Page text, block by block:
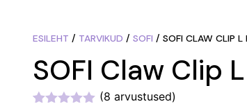
ESILEHT / TARVIKUD /SOFI / SOFI CLAW CLIP L
SOFI Claw Clip
(8 arvustused)